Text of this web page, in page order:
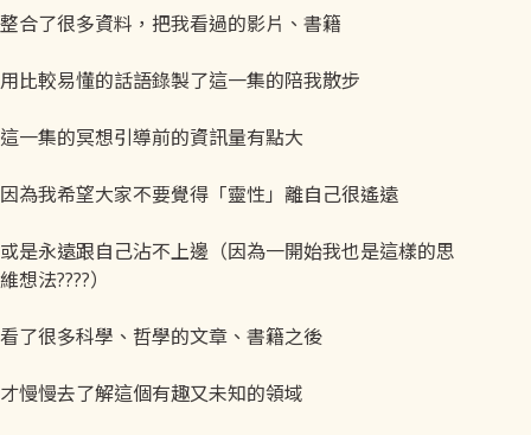
整合了很多資料，把我看過的影片、書籍
用比較易懂的話語錄製了這一集的陪我散步
這一集的冥想引導前的資訊量有點大
因為我希望大家不要覺得「靈性」離自己很遙遠
或是永遠跟自己沾不上邊（因為一開始我也是這樣的思
維想法????）
看了很多科學、哲學的文章、書籍之後
才慢慢去了解這個有趣又未知的領域